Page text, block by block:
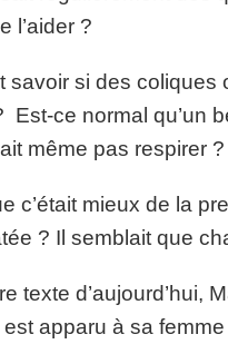
l’aider ?
savoir si des
Est-ce normal qu’un
même pas respirer ?
c’était mieux de la
? Il semblait que
texte d’aujourd’hui,
apparu à sa